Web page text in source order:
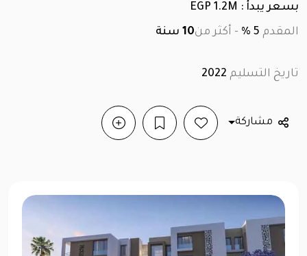
بسعر يبدأ : EGP 1.2M
المقدم 5 %
- أكثر من10 سنة
تاريخ التسليم 2022
مشاركة